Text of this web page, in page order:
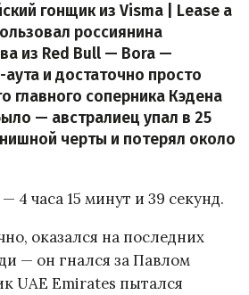
гонщик из Visma | Lease a
россиянина
из Red Bull — Bora —
аута и достаточно просто
главного соперника Кэдена
— австралиец упал в 25
черты и потерял около
4 часа 15 минут и 39 секунд.
оказался на последних
— он гнался за Павлом
UAE Emirates пытался